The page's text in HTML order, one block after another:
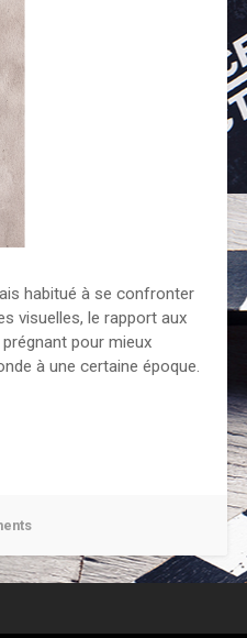
habitué à se confronter
visuelles, le rapport aux
pour mieux
à une certaine époque.